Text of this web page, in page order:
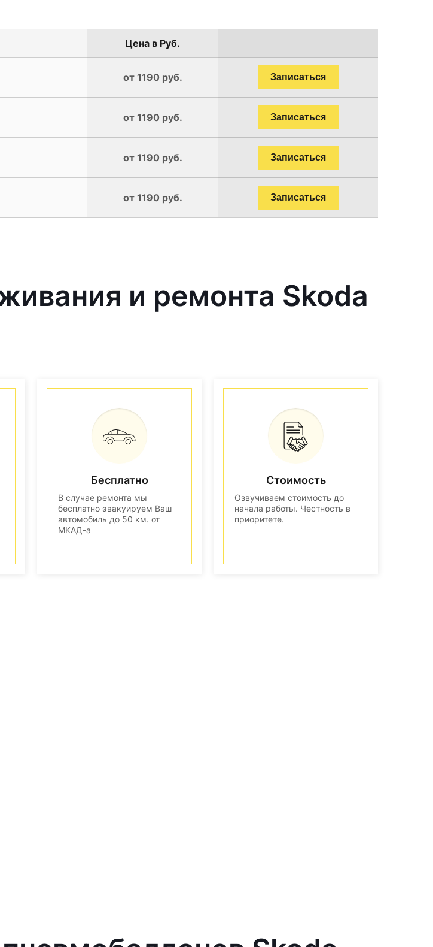
Цена в Руб.
от 1190 руб. Записаться
от 1190 руб. Записаться
от 1190 руб. Записаться
от 1190 руб. Записаться
и ремонта Skoda
Бесплатно
В случае ремонта мы
бесплатно эвакуируем Ваш
автомобиль до 50 км. от
МКАД-а
Стоимость
Озвучиваем стоимость до
начала работы. Честность в
приоритете.